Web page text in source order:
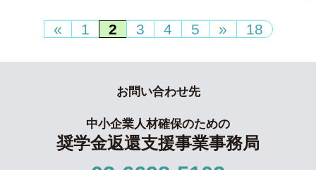
« 1 2 3 4 5 » 18
お問い合わせ先
中小企業人材確保のための
奨学金返還支援事業事務局